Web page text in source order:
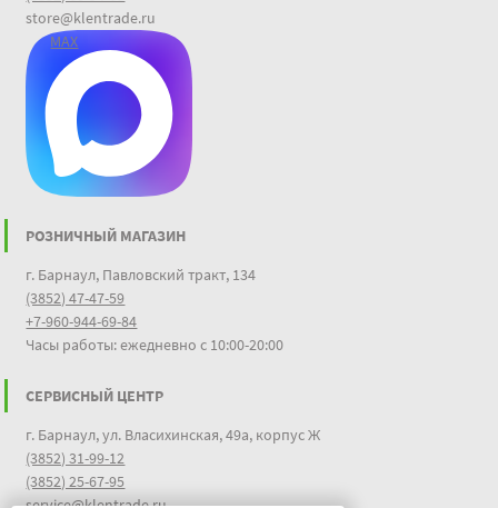
store@klentrade.ru
MAX
РОЗНИЧНЫЙ МАГАЗИН
г. Барнаул, Павловский тракт, 134
(3852) 47-47-59
+7-960-944-69-84
Часы работы: ежедневно с 10:00-20:00
СЕРВИСНЫЙ ЦЕНТР
г. Барнаул, ул. Власихинская, 49а, корпус Ж
(3852) 31-99-12
(3852) 25-67-95